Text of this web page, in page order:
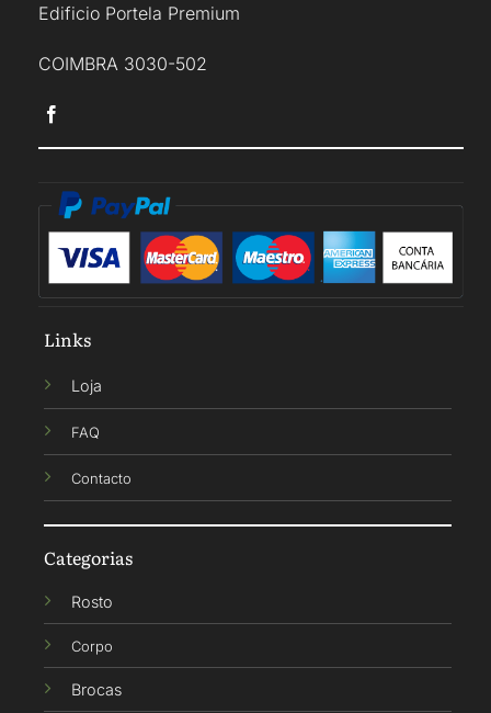
Edificio Portela Premium
COIMBRA 3030-502
Links
Loja
FAQ
Contacto
Categorias
Rosto
Corpo
Brocas